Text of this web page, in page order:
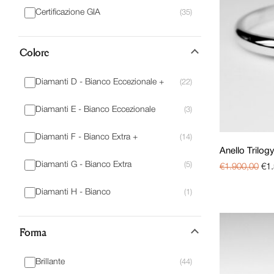
Regali di natale 2023
Regali e Ricorrenze (890)
Senza categoria
Verette e fedine (74)
Certificazione GIA (35)
Colore
Diamanti D - Bianco Eccezionale + (22)
Diamanti E - Bianco Eccezionale (3)
Diamanti F - Bianco Extra + (14)
Diamanti G - Bianco Extra (5)
Diamanti H - Bianco (1)
Forma
Brillante (44)
Anello
€1.900,00 €